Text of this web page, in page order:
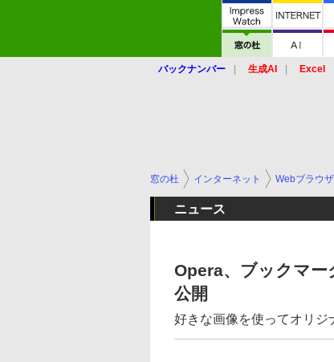
バックナンバー 生成AI Excel
窓の杜 インターネット Webブラウ
ニュース
Opera、ブックマー
公開
好きな画像を使ってオリジ